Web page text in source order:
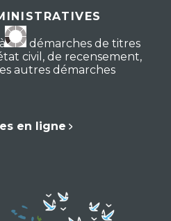
vos démarches de titres
civil, de recensement,
autres démarches
en ligne